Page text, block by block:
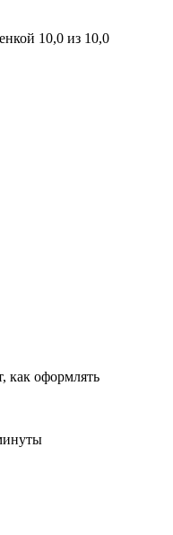
10,0 из 10,0
как оформлять